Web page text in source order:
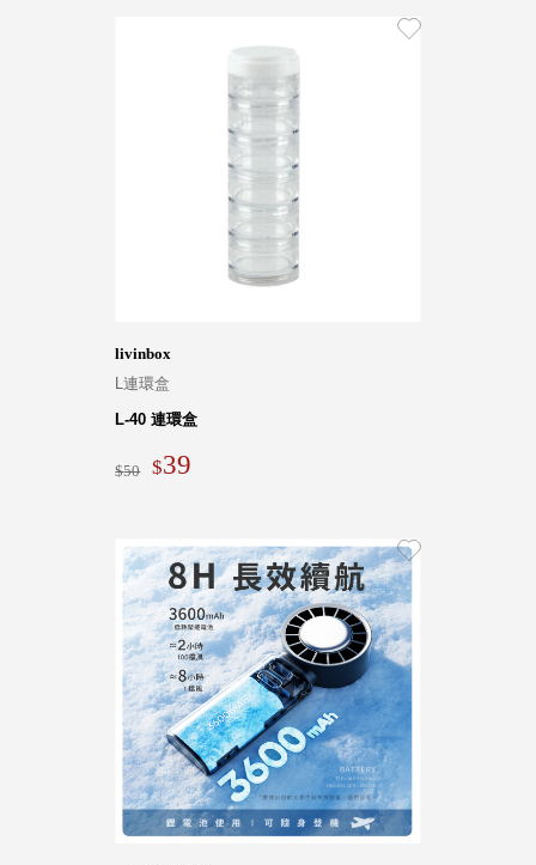
CRISTALINAS
台灣 Lilla Fe
德國
RIZENHOFF
台灣 檜木居
Cypress House
瑞典 Vakinme
澳洲 Koala
Eco
台灣 Verde
台灣 Lisscode
泰國
Chabatree
台灣 初芳宇
台灣 Love
Dear
台灣 只有蕨
台灣 Elevon 準
好拔
livinbox
L連環盒
L-40 連環盒
50 39